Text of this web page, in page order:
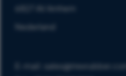
6827 AV Arnhem
Nederland
E-mail: sales@trexrubber.com